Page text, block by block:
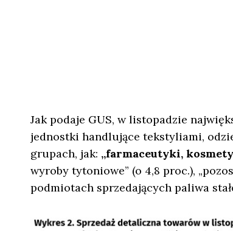
Jak podaje GUS, w listopadzie
jednostki handlujące tekstyliami,
grupach, jak: „farmaceutyki,
wyroby tytoniowe” (o 4,8 proc.),
podmiotach sprzedających paliwa